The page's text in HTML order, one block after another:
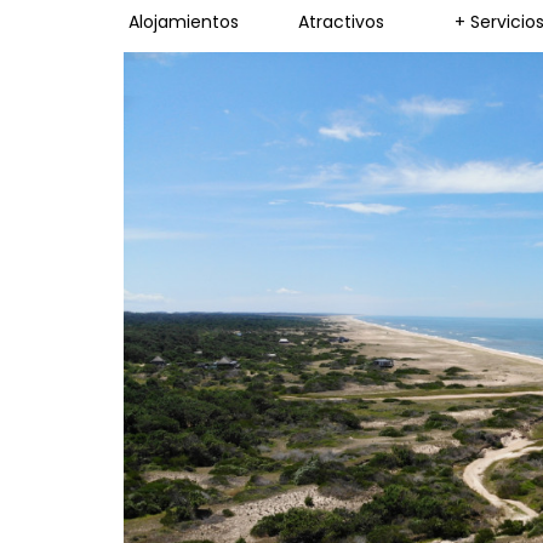
Alojamientos Atractivos + Servicios